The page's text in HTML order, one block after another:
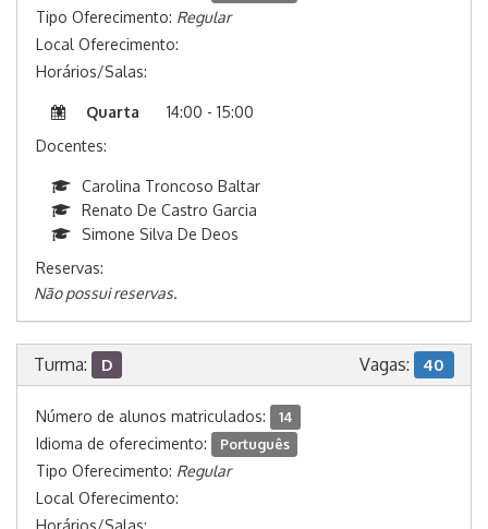
Tipo Oferecimento: Regular
Local Oferecimento:
Horários/Salas:
Quarta
14:00 - 15:00
Docentes:
Carolina Troncoso Baltar
Renato De Castro Garcia
Simone Silva De Deos
Reservas:
Não possui reservas.
Turma: D Vagas: 40
Número de alunos matriculados: 14
Idioma de oferecimento: Português
Tipo Oferecimento: Regular
Local Oferecimento:
Horários/Salas: